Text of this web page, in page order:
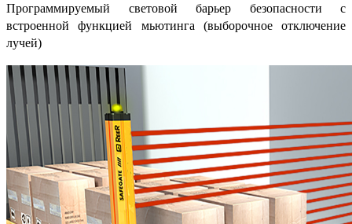
Программируемый световой барьер безопасности с
встроенной функцией мьютинга (выборочное отключение
лучей)